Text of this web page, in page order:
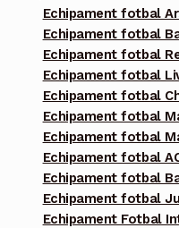
Echipament fotbal
Echipament fotbal
Echipament fotbal
Echipament fotbal
Echipament fotbal
Echipament fotbal
Echipament fotbal
Echipament fotbal
Echipament fotbal
Echipament fotbal
Echipament Fotbal